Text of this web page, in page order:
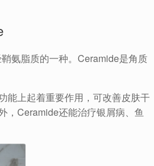
氨脂质的一种。Ceramide是角质
能上起着重要作用，可改善皮肤干
，Ceramide还能治疗银屑病、鱼